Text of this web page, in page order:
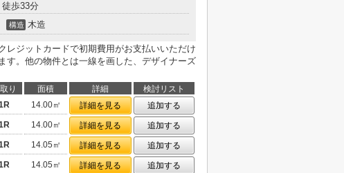
徒歩33分
構造 木造
レジットカードで初期費用がお支払いいただけ
す。他の物件とは一線を画した、デザイナーズ
り 面積 詳細
検討リスト
14.00㎡ 詳細を見る
追加する
14.00㎡ 詳細を見る
追加する
14.05㎡ 詳細を見る
追加する
14.05㎡ 詳細を見る
追加する